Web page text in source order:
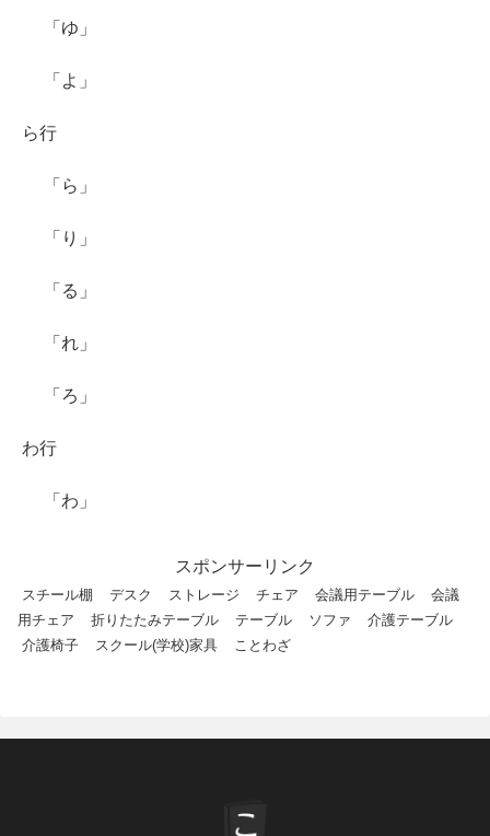
「ゆ」
「よ」
ら行
「ら」
「り」
「る」
「れ」
「ろ」
わ行
「わ」
スポンサーリンク
スチール棚 デスク ストレージ チェア 会議用テーブル
会議
用チェア
折りたたみテーブル テーブル ソファ
介護テーブル
介護椅子
スクール(学校)家具 ことわざ